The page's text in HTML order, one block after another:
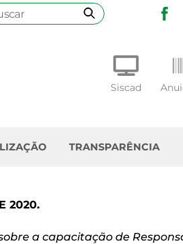
TRANSPARÊNCIA
Siscad
2020.
a capacitação de